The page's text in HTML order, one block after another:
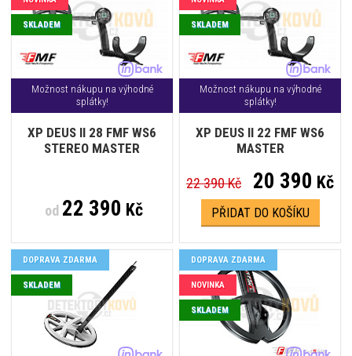
Možnost nákupu na výhodné
splátky!
XP DEUS II 28 FMF WS6
STEREO MASTER
SKLADEM
od22 390 Kč
Možnost nákupu na výhodné
splátky!
XP DEUS II 22 FMF WS6
MASTER
SKLADEM
22 390 Kč 20 390 Kč
PŘIDAT DO KOŠÍKU
DOPRAVA ZDARMA
SKLADEM
DOPRAVA ZDARMA
NOVINKA
SKLADEM